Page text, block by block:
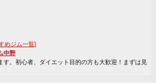
めジム一覧]
中野
す。初心者、ダイエット目的の方も大歓迎！まずは見